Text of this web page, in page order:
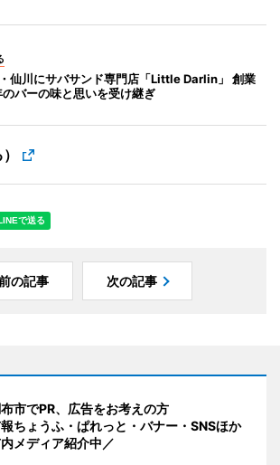
仙川にサバサンド専門店「Little Darlin」 創業
バーの味と思いを受け継ぎ
の記事 次の記事
市でPR、広告をお考えの方
ちょうふ・ぱれっと・バナー・SNSほか
メディア紹介中／